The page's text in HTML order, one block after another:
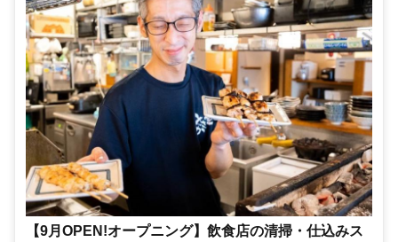
【9月OPEN!オープニング】飲食店の清掃・仕込みス